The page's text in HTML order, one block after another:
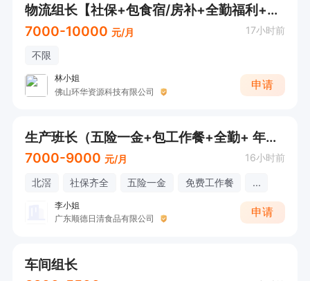
物流组长【社保+包食宿/房补+全勤福利+带薪年假+年终奖+工龄奖】【请直接电话/微信咨询！】
7000-10000 元/月 17小时前
不限
林小姐
佛山环华资源科技有限公司
申请
生产班长（五险一金+包工作餐+全勤+ 年终奖）
7000-9000 元/月 16小时前
北滘 社保齐全 五险一金 免费工作餐 ...
李小姐
广东顺德日清食品有限公司
申请
车间组长